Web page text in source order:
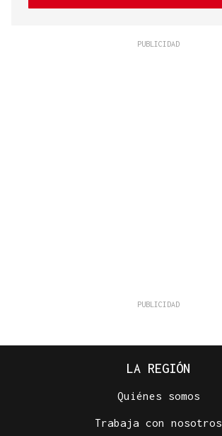
LA REGIÓN
Quiénes somos
Trabaja con nosotros